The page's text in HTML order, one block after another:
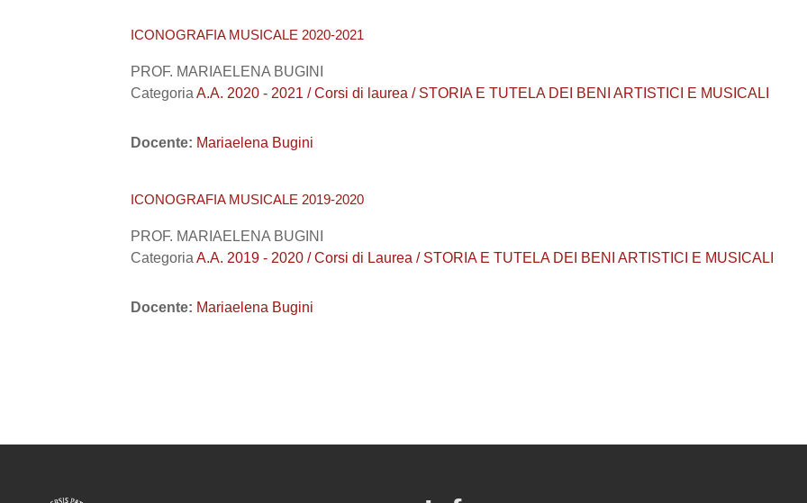
ICONOGRAFIA MUSICALE 2020-2021
PROF. MARIAELENA BUGINI
Categoria A.A. 2020 - 2021 / Corsi di laurea / STORIA E TUTELA DEI BENI ARTISTICI E MUSICALI
Docente: Mariaelena Bugini
ICONOGRAFIA MUSICALE 2019-2020
PROF. MARIAELENA BUGINI
Categoria A.A. 2019 - 2020 / Corsi di Laurea / STORIA E TUTELA DEI BENI ARTISTICI E MUSICALI
Docente: Mariaelena Bugini